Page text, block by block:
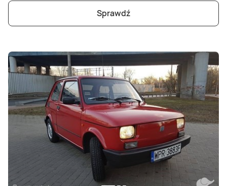
Sprawdź